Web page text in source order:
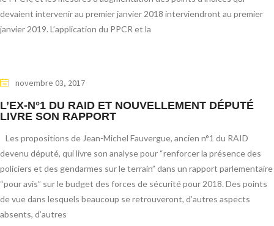
devaient intervenir au premier janvier 2018 interviendront au premier
janvier 2019. L’application du PPCR et la
novembre 03, 2017
L’EX-N°1 DU RAID ET NOUVELLEMENT DÉPUTÉ
LIVRE SON RAPPORT
Les propositions de Jean-Michel Fauvergue, ancien n°1 du RAID
devenu député, qui livre son analyse pour “renforcer la présence des
policiers et des gendarmes sur le terrain” dans un rapport parlementaire
“pour avis” sur le budget des forces de sécurité pour 2018. Des points
de vue dans lesquels beaucoup se retrouveront, d’autres aspects
absents, d’autres